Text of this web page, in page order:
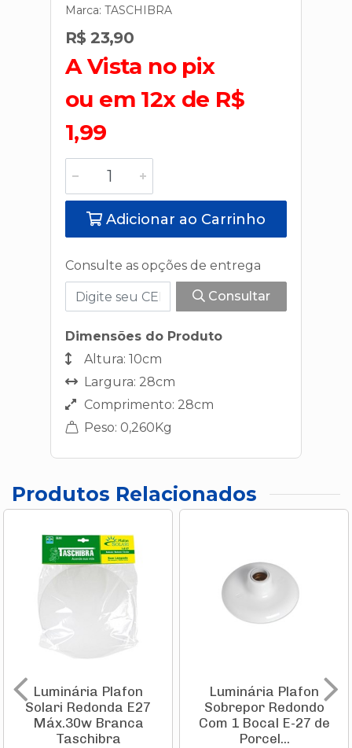
Marca: TASCHIBRA
R$ 23,90
A Vista no pix
ou em 12x de R$
1,99
Adicionar ao Carrinho
Consulte as opções de entrega
Consultar
Dimensões do Produto
Altura: 10cm
Largura: 28cm
Comprimento: 28cm
Peso: 0,260Kg
Produtos Relacionados
Luminária Plafon
Solari Redonda E27
Máx.30w Branca
Taschibra
Luminária Plafon
Sobrepor Redondo
Com 1 Bocal E-27 de
Porcel...